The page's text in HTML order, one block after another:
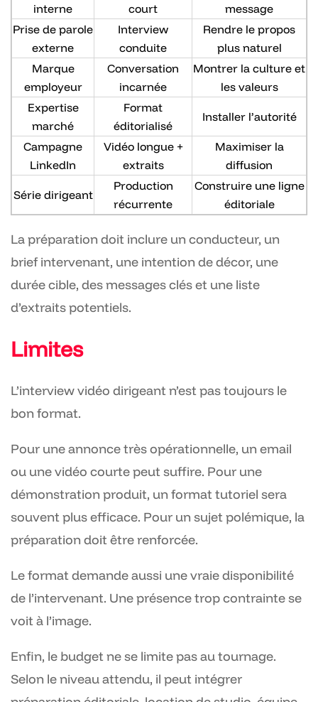
interne
court
message
Prise de parole
externe
Interview
conduite
Rendre le propos
plus naturel
Marque
employeur
Conversation
incarnée
Montrer la culture et
les valeurs
Expertise
marché
Format
éditorialisé
Installer l’autorité
Campagne
LinkedIn
Vidéo longue +
extraits
Maximiser la
diffusion
Série dirigeant
Production
récurrente
Construire une ligne
éditoriale
La préparation doit inclure un conducteur, un
brief intervenant, une intention de décor, une
durée cible, des messages clés et une liste
d’extraits potentiels.
Limites
L’interview vidéo dirigeant n’est pas toujours le
bon format.
Pour une annonce très opérationnelle, un email
ou une vidéo courte peut suffire. Pour une
démonstration produit, un format tutoriel sera
souvent plus efficace. Pour un sujet polémique, la
préparation doit être renforcée.
Le format demande aussi une vraie disponibilité
de l’intervenant. Une présence trop contrainte se
voit à l’image.
Enfin, le budget ne se limite pas au tournage.
Selon le niveau attendu, il peut intégrer